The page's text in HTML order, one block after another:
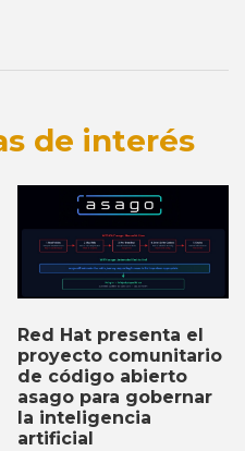
de interés
Red Hat presenta el
proyecto comunitario
de código abierto
asago para gobernar
la inteligencia
artificial